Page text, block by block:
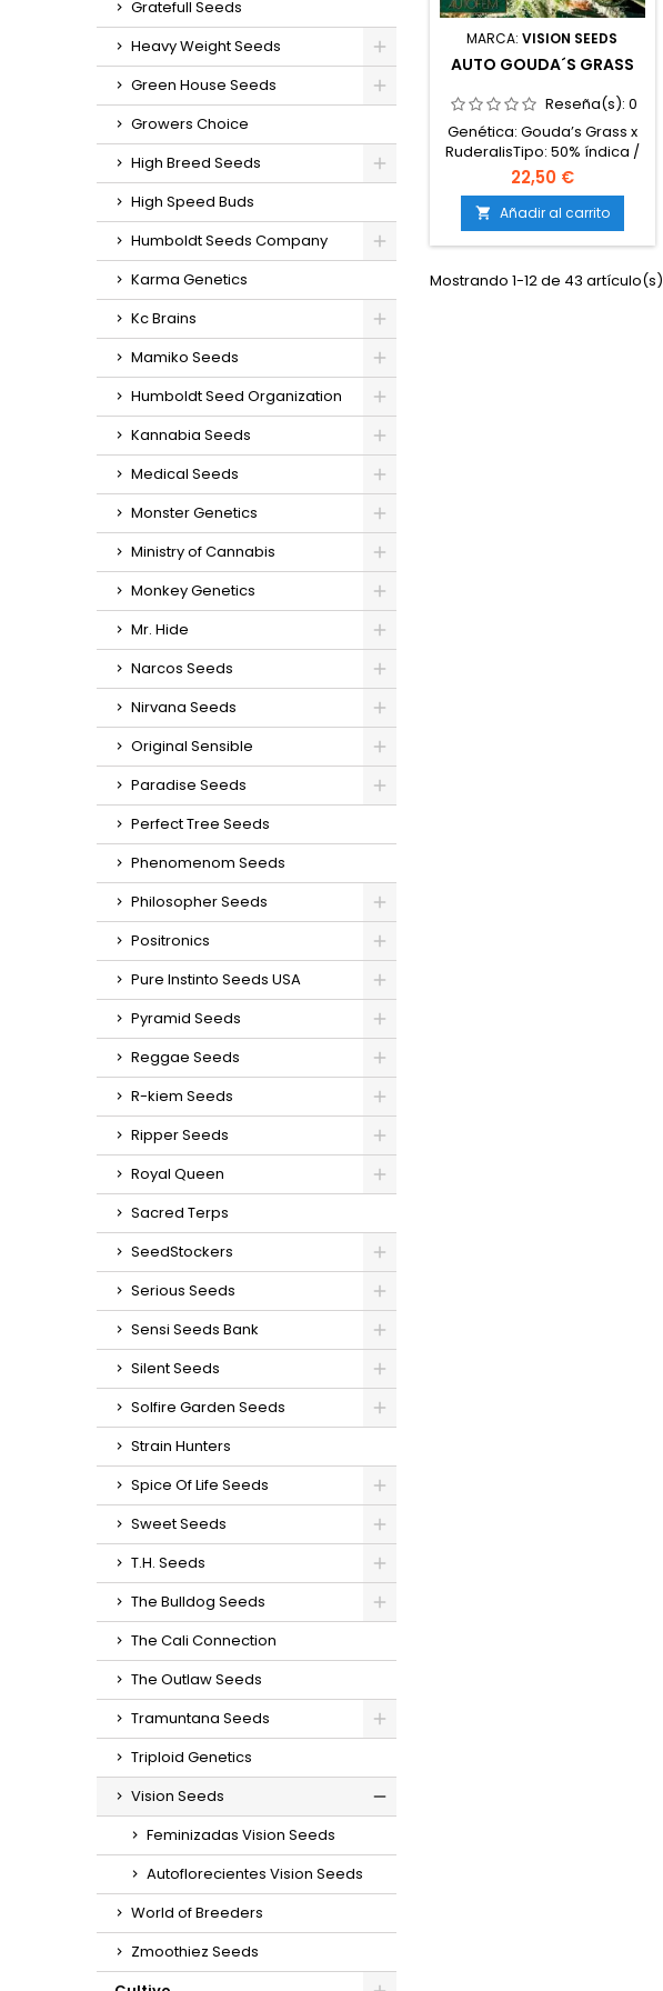
Gratefull Seeds
Heavy Weight Seeds
Green House Seeds
Growers Choice
High Breed Seeds
High Speed Buds
Humboldt Seeds Company
Karma Genetics
Kc Brains
Mamiko Seeds
Humboldt Seed Organization
Kannabia Seeds
Medical Seeds
Monster Genetics
Ministry of Cannabis
Monkey Genetics
Mr. Hide
Narcos Seeds
Nirvana Seeds
Original Sensible
Paradise Seeds
Perfect Tree Seeds
Phenomenom Seeds
Philosopher Seeds
Positronics
Pure Instinto Seeds USA
Pyramid Seeds
Reggae Seeds
R-kiem Seeds
Ripper Seeds
Royal Queen
Sacred Terps
SeedStockers
Serious Seeds
Sensi Seeds Bank
Silent Seeds
Solfire Garden Seeds
Strain Hunters
Spice Of Life Seeds
Sweet Seeds
T.H. Seeds
The Bulldog Seeds
The Cali Connection
The Outlaw Seeds
Tramuntana Seeds
Triploid Genetics
Vision Seeds
Feminizadas Vision Seeds
Autoflorecientes Vision Seeds
World of Breeders
Zmoothiez Seeds
MARCA:VISION SEEDS
AUTO GOUDA´S GRASS
Reseña(s):0
Genética: Gouda’s Grass x
RuderalisTipo: 50% índica /
40% sativa / 10%
ruderalisContenido de
THC: 16-18%Tiempo desde
germinación a cosecha: 9-
10 semanasProducción en
interior: 350-450
g/m²Producción en
22,50 €
 Añadir al carrito
Mostrando 1-12 de 43 artículo(s)